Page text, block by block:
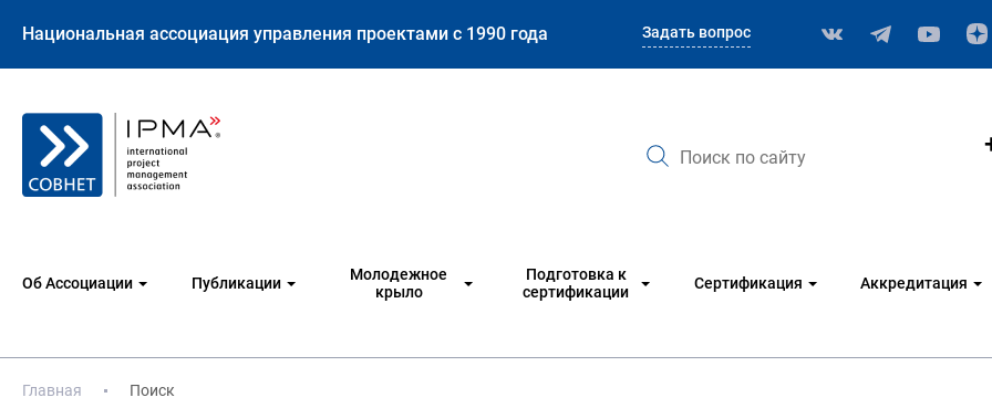
Национальная ассоциация управления проектами с 1990 года Задать вопрос
Об Ассоциации Публикации
Молодежное
крыло
Подготовка к
сертификации
Сертификация Аккредитация
Главная Поиск